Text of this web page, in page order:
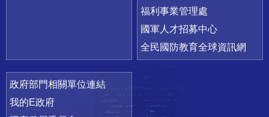
福利事業管理處
國軍人才招募中心
全民國防教育全球資訊網
政府部門相關單位連結
我的E政府